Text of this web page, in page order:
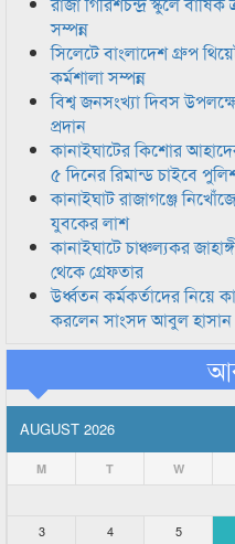
সম্পন্ন
সিলেটে বাংলাদেশ গ্রুপ
কর্মশালা সম্পন্ন
বিশ্ব জনসংখ্যা দিবস
প্রদান
কানাইঘাটের কিশোর
৫ দিনের রিমান্ড চাইবে
কানাইঘাট রাজাগঞ্জে
যুবকের লাশ
কানাইঘাটে চাঞ্চল্যকর
থেকে গ্রেফতার
উর্ধ্বতন কর্মকর্তাদের নিয়ে
করলেন সাংসদ আবুল হাসান
AUGUST 2026
M T W
3
4 5